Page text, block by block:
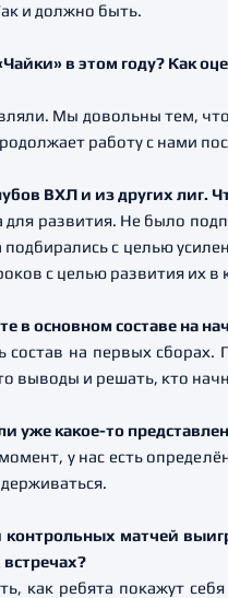
и должно быть.
в этом году? Как
Мы довольны тем,
работу с нами
ВХЛ и из других лиг.
развития. Не было
с целью
с целью развития их в
в основном составе на
на первых
выводы и решать, кто
уже какое-то
у нас есть
матчей
как ребята покажут